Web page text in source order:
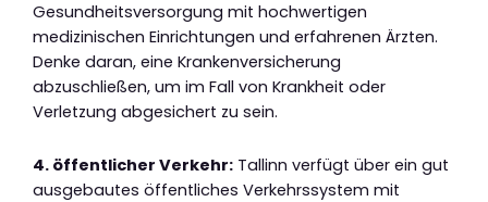
Gesundheitsversorgung mit hochwertigen
medizinischen Einrichtungen und erfahrenen Ärzten.
Denke daran, eine Krankenversicherung
abzuschließen, um im Fall von Krankheit oder
Verletzung abgesichert zu sein.
4. öffentlicher Verkehr: Tallinn verfügt über ein gut
ausgebautes öffentliches Verkehrssystem mit